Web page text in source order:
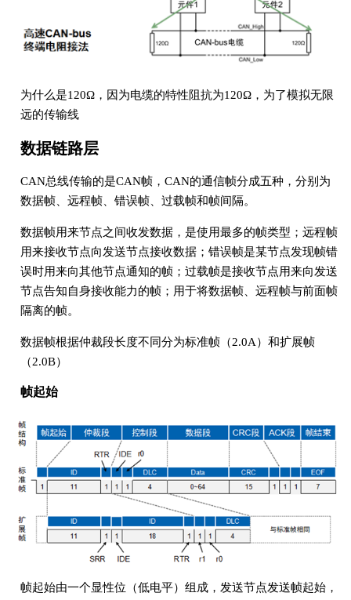
为什么是120Ω，因为电缆的特性阻抗为120Ω，为了模拟无限
远的传输线
数据链路层
CAN总线传输的是CAN帧，CAN的通信帧分成五种，分别为
数据帧、远程帧、错误帧、过载帧和帧间隔。
数据帧用来节点之间收发数据，是使用最多的帧类型；远程帧
用来接收节点向发送节点接收数据；错误帧是某节点发现帧错
误时用来向其他节点通知的帧；过载帧是接收节点用来向发送
节点告知自身接收能力的帧；用于将数据帧、远程帧与前面帧
隔离的帧。
数据帧根据仲裁段长度不同分为标准帧（2.0A）和扩展帧
（2.0B）
帧起始
帧起始由一个显性位（低电平）组成，发送节点发送帧起始，